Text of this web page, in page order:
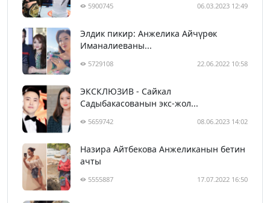
5900745 06.03.2023 12:49
Элдик пикир: Анжелика Айчүрөк
Иманалиеваны...
5729108 22.06.2022 10:58
ЭКСКЛЮЗИВ - Сайкал
Садыбакасованын экс-жол...
5659742 08.06.2023 14:02
Назира Айтбекова Анжеликанын бетин
ачты
5555887 17.07.2022 16:50